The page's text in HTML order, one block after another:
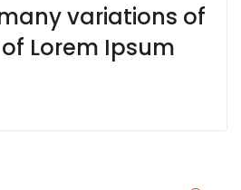
variations of
Lorem Ipsum